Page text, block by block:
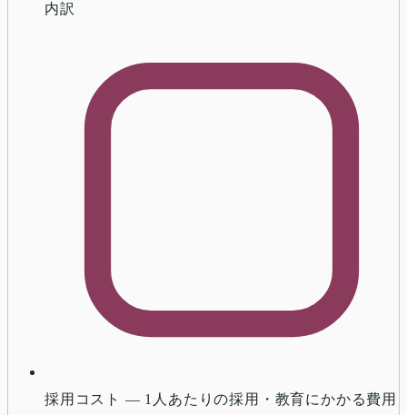
内訳
採用コスト — 1人あたりの採用・教育にかかる費用